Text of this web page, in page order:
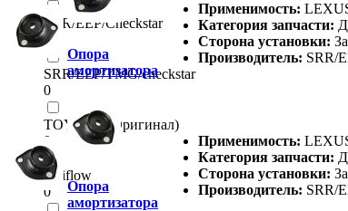
SRR/EEP/Checkstar
0
SRR/EEP/TMG/checkstar
0
TOYOTA (Оригинал)
0
Uniflow
0
Опора
амортизатора
Применимость:
Категория запчасти:
Сторона установки:
Производитель: SRR/
Опора
амортизатора
Применимость:
Категория запчасти:
Сторона установки:
Производитель: SRR/